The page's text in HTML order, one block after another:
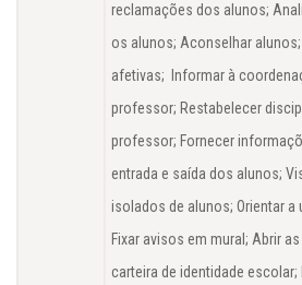
reclamações dos alunos;
os alunos; Aconselhar
afetivas; Informar à
professor; Restabelecer
professor; Fornecer
entrada e saída dos alunos;
isolados de alunos; Orientar
Fixar avisos em mural; Abrir
carteira de identidade